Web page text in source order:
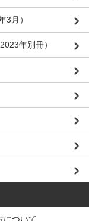
3月）
年別冊）
について